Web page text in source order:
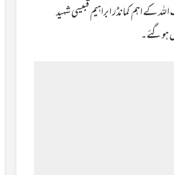
کے اہم کمانڈر ابراہیم قبیسی شہید
ہوگئے۔